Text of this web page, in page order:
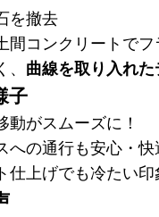
を撤去
間コンクリートで
曲線を取り入れ
子
動がスムーズに！
への通行も安心・快
仕上げでも冷たい印